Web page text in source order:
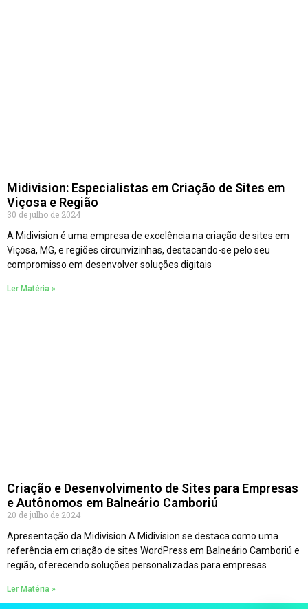
Midivision: Especialistas em Criação de Sites em
Viçosa e Região
30 de julho de 2024
A Midivision é uma empresa de excelência na criação de sites em
Viçosa, MG, e regiões circunvizinhas, destacando-se pelo seu
compromisso em desenvolver soluções digitais
Ler Matéria »
Criação e Desenvolvimento de Sites para Empresas
e Autônomos em Balneário Camboriú
20 de julho de 2024
Apresentação da Midivision A Midivision se destaca como uma
referência em criação de sites WordPress em Balneário Camboriú e
região, oferecendo soluções personalizadas para empresas
Ler Matéria »